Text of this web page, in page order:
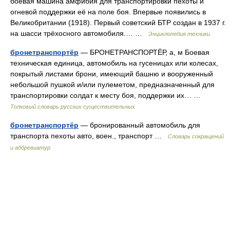
огневой поддержки её на поле боя. Впервые появились в
Великобритании (1918). Первый советский БТР создан в 1937 г.
на шасси трёхосного автомобиля.… …
Энциклопедия техники
бронетранспортёр — БРОНЕТРАНСПОРТЁР, а, м Боевая
техническая единица, автомобиль на гусеницах или колесах,
покрытый листами брони, имеющий башню и вооруженный
небольшой пушкой и/или пулеметом, предназначенный для
транспортировки солдат к месту боя, поддержки их… …
Толковый словарь русских существительных
бронетранспортёр — бронированный автомобиль для
транспорта пехоты авто, воен., транспорт …
Словарь сокращений
и аббревиатур